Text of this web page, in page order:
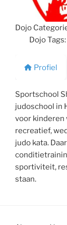
Dojo
Dojo Tags:
Profiel
Sportschool
judoschool in
voor kinderen
recreatief,
judo kata.
sportiviteit,
staan.